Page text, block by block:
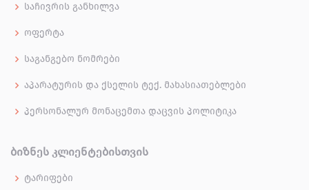
საჩივრის განხილვა
ოფერტა
საგანგებო ნომრები
აპარატურის და ქსელის ტექ. მახასიათებლები
პერსონალურ მონაცემთა დაცვის პოლიტიკა
ᲑᲘᲖᲜᲔᲡ ᲙᲚᲘᲔᲜᲢᲔᲑᲘᲡᲗᲕᲘᲡ
ტარიფები